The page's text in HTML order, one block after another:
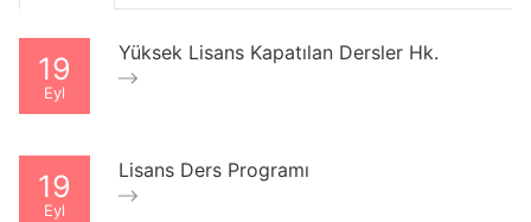
19
Eyl
Yüksek Lisans Kapatılan Dersler Hk.
19
Eyl
Lisans Ders Programı